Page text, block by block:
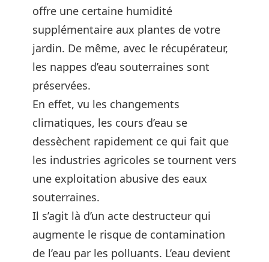
offre une certaine humidité
supplémentaire aux plantes de votre
jardin. De même, avec le récupérateur,
les nappes d’eau souterraines sont
préservées.
En effet, vu les changements
climatiques, les cours d’eau se
dessèchent rapidement ce qui fait que
les industries agricoles se tournent vers
une exploitation abusive des eaux
souterraines.
Il s’agit là d’un acte destructeur qui
augmente le risque de contamination
de l’eau par les polluants. L’eau devient